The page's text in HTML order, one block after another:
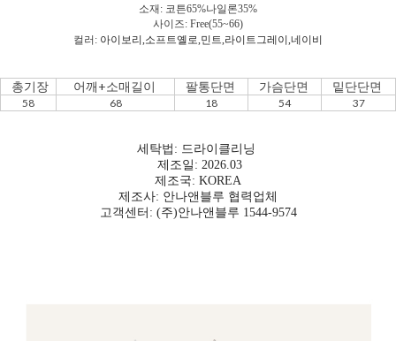
소재: 코튼65%나일론35%
사이즈: Free(55~66)
컬러: 아이보리,소프트옐로,민트,라이트그레이,네이비
총기장 어깨+소매길이 팔통단면 가슴단면 밑단단면
58 68 18 54 37
세탁법: 드라이클리닝
제조일: 2026.03
제조국: KOREA
제조사: 안나앤블루 협력업체
고객센터: (주)안나앤블루 1544-9574